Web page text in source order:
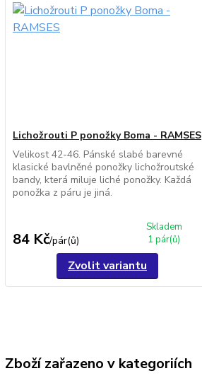
Lichožrouti P ponožky Boma - RAMSES
Velikost 42-46. Pánské slabé barevné
klasické bavlněné ponožky lichožroutské
bandy, která miluje liché ponožky. Každá
ponožka z páru je jiná.
84 Kč/pár(ů)
Skladem
1 pár(ů)
Zvolit variantu
Zboží zařazeno v kategoriích